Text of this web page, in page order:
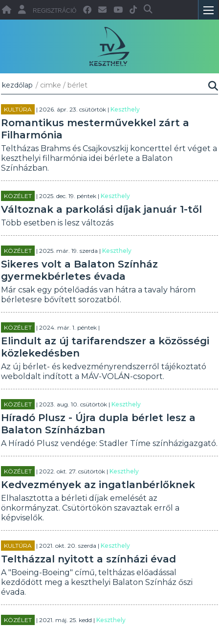
REGISZTRÁCIÓ
kezdőlap / cimke / bérlet
KULTÚRA | 2026. ápr. 23. csütörtök |Keszthely
Romantikus mesterművekkel zárt a
Filharmónia
Teltházas Brahms és Csajkovszkij koncerttel ért véget a
keszthelyi filharmónia idei bérlete a Balaton
Színházban.
KÖZÉLET | 2025. dec. 19. péntek |Keszthely
Változnak a parkolási díjak január 1-től
Több esetben is lesz változás
KÖZÉLET | 2025. már. 19. szerda |Keszthely
Sikeres volt a Balaton Színház
gyermekbérletes évada
Már csak egy pótelőadás van hátra a tavaly három
bérletesre bővített sorozatból.
KÖZÉLET | 2024. már. 1. péntek |
Elindult az új tarifarendszer a közösségi
közlekedésben
Az új bérlet- és kedvezményrendszerről tájékoztató
weboldalt indított a MÁV-VOLÁN-csoport.
KÖZÉLET | 2023. aug. 10. csütörtök |Keszthely
Híradó Plusz - Újra dupla bérlet lesz a
Balaton Színházban
A Híradó Plusz vendége: Stadler Tíme színházigazgató.
KÖZÉLET | 2022. okt. 27. csütörtök |Keszthely
Kedvezmények az ingatlanbérlőknek
Elhalasztotta a bérleti díjak emelését az
önkormányzat. Csütörtökön szavaztak erről a
képviselők.
KULTÚRA | 2021. okt. 20. szerda |Keszthely
Teltházzal nyitott a színházi évad
A "Boeing-Boeing" című, teltházas előadással
kezdődött meg a keszthelyi Balaton Színház őszi
évada.
KÖZÉLET | 2021. máj. 25. kedd |Keszthely